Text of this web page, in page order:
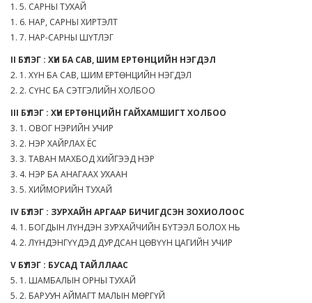
1. 5. САРНЫ ТУХАЙ
1. 6. НАР, САРНЫ ХИРТЭЛТ
1. 7. НАР-САРНЫ ШҮТЛЭГ
II БҮЛЭГ : ХҮН БА САВ, ШИМ ЕРТӨНЦИЙН НЭГДЭЛ
2. 1. ХҮН БА САВ, ШИМ ЕРТӨНЦИЙН НЭГДЭЛ
2. 2. СҮНС БА СЭТГЭЛИЙН ХОЛБОО
III БҮЛЭГ : ХҮН ЕРТӨНЦИЙН ГАЙХАМШИГТ ХОЛБОО
3. 1. ОВОГ НЭРИЙН УЧИР
3. 2. НЭР ХАЙРЛАХ ЁС
3. 3. ТАВАН МАХБОД ХИЙГЭЭД НЭР
3. 4. НЭР БА АНАГААХ УХААН
3. 5. ХИЙМОРИЙН ТУХАЙ
IV БҮЛЭГ : ЗУРХАЙН АРГААР БИЧИГДСЭН ЗОХИОЛООС
4. 1. БОГДЫН ЛҮНДЭН ЗУРХАЙЧИЙН БҮТЭЭЛ БОЛОХ НЬ
4. 2. ЛҮНДЭНГҮҮДЭД ДУРДСАН ЦӨВҮҮН ЦАГИЙН УЧИР
V БҮЛЭГ : БУСАД ТАЙЛЛААС
5. 1. ШАМБАЛЫН ОРНЫ ТУХАЙ
5. 2. БАРУУН АЙМАГТ МАЛЫН МӨРГҮЙ